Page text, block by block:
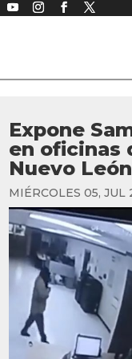
Expone
en oficinas
Nuevo León
MIÉRCOLES 05, JUL